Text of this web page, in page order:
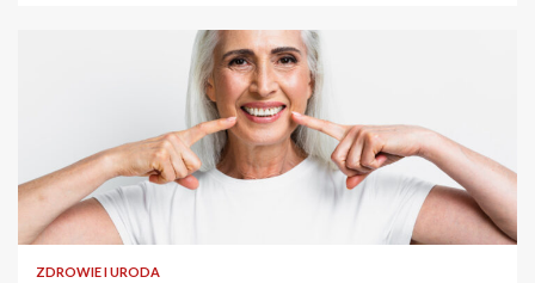
ZDROWIE I URODA